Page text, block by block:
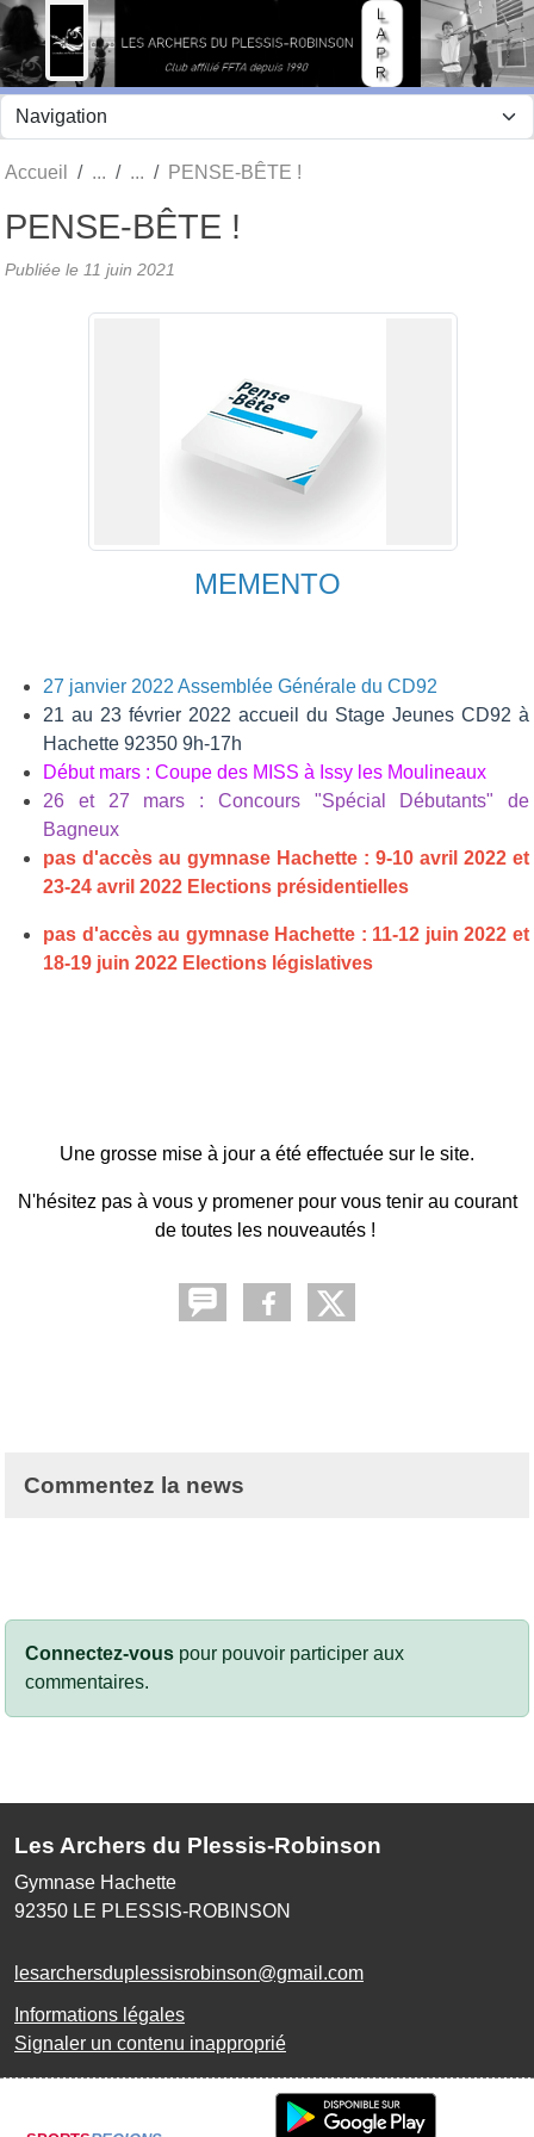
Accueil PENSE-BÊTE !
PENSE-BÊTE !
Publiée le 11 juin 2021
MEMENTO
27 janvier 2022 Assemblée Générale du CD92
21 au 23 février 2022 accueil du Stage Jeunes CD92 à
Hachette 92350 9h-17h
Début mars : Coupe des MISS à Issy les Moulineaux
26 et 27 mars : Concours "Spécial Débutants" de
Bagneux
pas d'accès au gymnase Hachette : 9-10 avril 2022 et
23-24 avril 2022 Elections présidentielles
pas d'accès au gymnase Hachette : 11-12 juin 2022 et
18-19 juin 2022 Elections législatives
Une grosse mise à jour a été effectuée sur le site.
N'hésitez pas à vous y promener pour vous tenir au courant
de toutes les nouveautés !
Commentez la news
Connectez-vous pour pouvoir participer aux
commentaires.
Les Archers du Plessis-Robinson
Gymnase Hachette
92350 LE PLESSIS-ROBINSON
lesarchersduplessisrobinson@gmail.com
Informations légales
Signaler un contenu inapproprié
Panneau de gestion des cookies